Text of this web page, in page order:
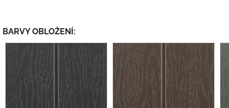
BARVY OBLOŽENÍ: